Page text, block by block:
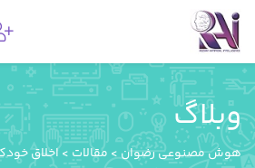
وبلاگ
هوش مصنوعی رضوان> مقالات >اخلاق